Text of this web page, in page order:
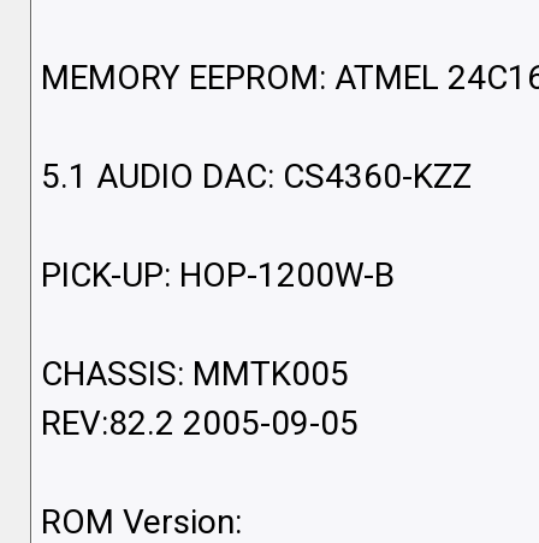
MEMORY EEPROM: ATMEL
5.1 AUDIO DAC: CS4360-KZZ
PICK-UP: HOP-1200W-B
CHASSIS: MMTK005
REV:82.2 2005-09-05
ROM Version: